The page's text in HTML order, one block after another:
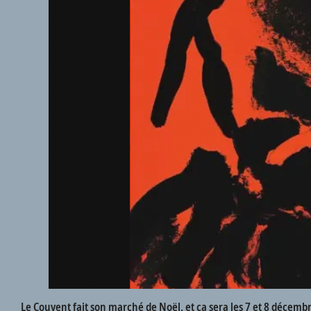
Le Couvent fait son marché de Noël, et ça sera les 7 et 8